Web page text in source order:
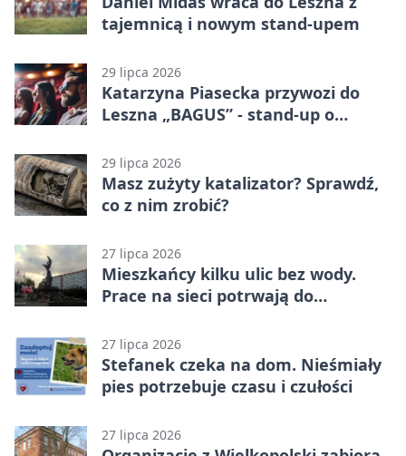
tajemnicą i nowym stand-upem
29 lipca 2026
Katarzyna Piasecka przywozi do
Leszna „BAGUS” - stand-up o
29 lipca 2026
Masz zużyty katalizator? Sprawdź,
co z nim zrobić?
27 lipca 2026
Mieszkańcy kilku ulic bez wody.
Prace na sieci potrwają do
27 lipca 2026
Stefanek czeka na dom. Nieśmiały
pies potrzebuje czasu i czułości
27 lipca 2026